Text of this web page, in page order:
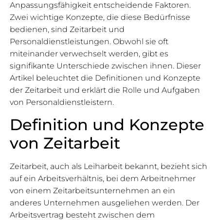
Anpassungsfähigkeit entscheidende Faktoren.
Zwei wichtige Konzepte, die diese Bedürfnisse
bedienen, sind Zeitarbeit und
Personaldienstleistungen. Obwohl sie oft
miteinander verwechselt werden, gibt es
signifikante Unterschiede zwischen ihnen. Dieser
Artikel beleuchtet die Definitionen und Konzepte
der Zeitarbeit und erklärt die Rolle und Aufgaben
von Personaldienstleistern.
Definition und Konzepte
von Zeitarbeit
Zeitarbeit, auch als Leiharbeit bekannt, bezieht sich
auf ein Arbeitsverhältnis, bei dem Arbeitnehmer
von einem Zeitarbeitsunternehmen an ein
anderes Unternehmen ausgeliehen werden. Der
Arbeitsvertrag besteht zwischen dem